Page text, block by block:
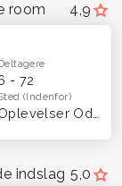
4,9
room
- 72
(Indenfor)
5,0
indslag